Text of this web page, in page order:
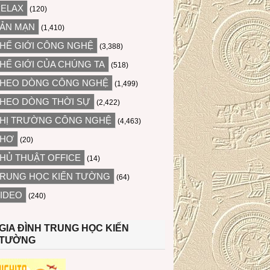
(120)
MẠN (1,410)
GIỚI CÔNG NGHỆ (3,388)
GIỚI CỦA CHÚNG TA (518)
DÒNG CÔNG NGHỆ (1,499)
DÒNG THỜI SỰ (2,422)
TRƯỜNG CÔNG NGHỆ (4,463)
(20)
THUẬT OFFICE (14)
HỌC KIẾN TƯỜNG (64)
(240)
ĐÌNH TRUNG HỌC KIẾN